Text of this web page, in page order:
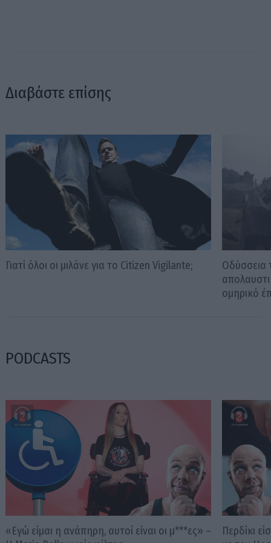
Διαβάστε επίσης
Γιατί όλοι οι μιλάνε για το Citizen Vigilante;
Οδύσσεια
ομηρικό
PODCASTS
«Εγώ είμαι η ανάπηρη, αυτοί είναι οι μ***ες» –
Περδίκι